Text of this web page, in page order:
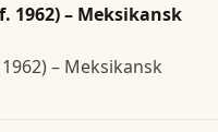
1962) – Meksikansk
– Meksikansk